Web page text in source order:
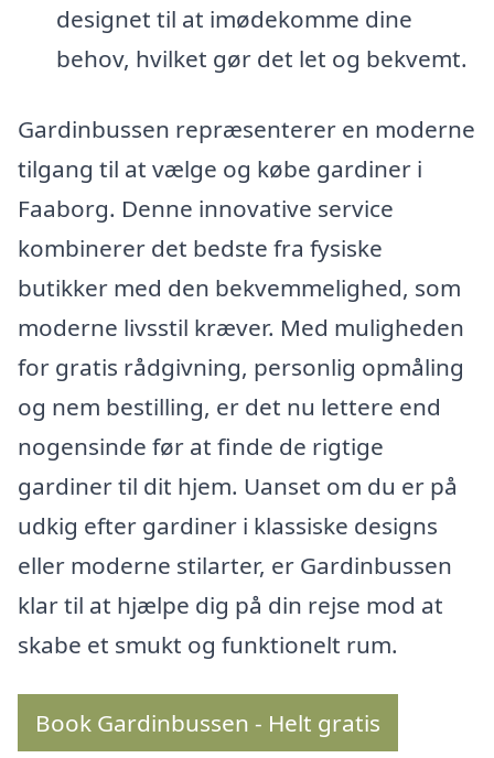
designet til at imødekomme dine
behov, hvilket gør det let og bekvemt.
Gardinbussen repræsenterer en moderne
tilgang til at vælge og købe gardiner i
Faaborg. Denne innovative service
kombinerer det bedste fra fysiske
butikker med den bekvemmelighed, som
moderne livsstil kræver. Med muligheden
for gratis rådgivning, personlig opmåling
og nem bestilling, er det nu lettere end
nogensinde før at finde de rigtige
gardiner til dit hjem. Uanset om du er på
udkig efter gardiner i klassiske designs
eller moderne stilarter, er Gardinbussen
klar til at hjælpe dig på din rejse mod at
skabe et smukt og funktionelt rum.
Book Gardinbussen - Helt gratis